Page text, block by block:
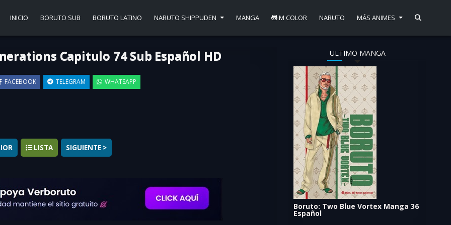
INICIO BORUTO SUB BORUTO LATINO NARUTO SHIPPUDEN MANGA M COLOR NARUTO MÁS ANIMES
Capitulo 74 Sub Español HD
FACEBOOK TELEGRAM WHATSAPP
▶
LISTA SIGUIENTE >
este capítulo, no olvides recomendar a todos tus amigos que vean Boruto 74
ULTIMO MANGA
Boruto: Two Blue Vortex Manga 36
Español